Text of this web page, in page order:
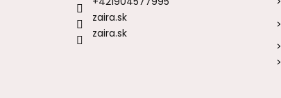
zaira.sk
zaira.sk